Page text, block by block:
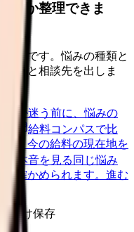
ンか整理できま
夫です。悩みの種類と
事と相談先を出しま
きか迷う前に、悩みの
給料コンパスで比
、今の給料の現在地を
で本音を見る 同じ悩み
確かめられます。 進む
だけ保存